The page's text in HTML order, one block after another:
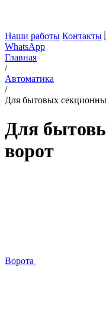
Наши работы Контакты
WhatsApp
Главная
/
Автоматика
/
Для бытовых
Для
ворот
Ворота